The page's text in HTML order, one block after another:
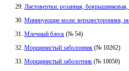
Листовертки: розанная, боярышниковая,
Минирующие моли: верхнесторонняя,
Млечный блеск (№ 54)
Морщинистый заболонник (№ 10262)
Морщинистый заболотник (№ 10050)